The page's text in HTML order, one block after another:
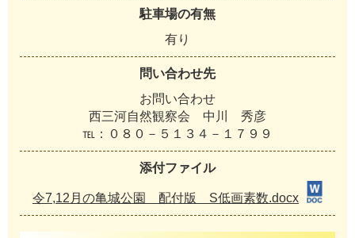
駐車場の有無
有り
問い合わせ先
お問い合わせ
西三河自然観察会 中川 秀彦
℡：０８０－５１３４－１７９９
添付ファイル
令7,12月の亀城公園 配付版 S低画素数.docx